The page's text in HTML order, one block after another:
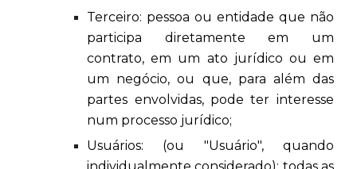
Terceiro: pessoa ou entidade que não
participa diretamente em um
contrato, em um ato jurídico ou em
um negócio, ou que, para além das
partes envolvidas, pode ter interesse
num processo jurídico;
Usuários: (ou "Usuário", quando